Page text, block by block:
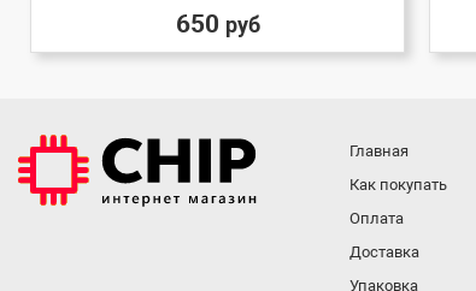
650 руб
Главная
Как покупать
Оплата
Доставка
Упаковка